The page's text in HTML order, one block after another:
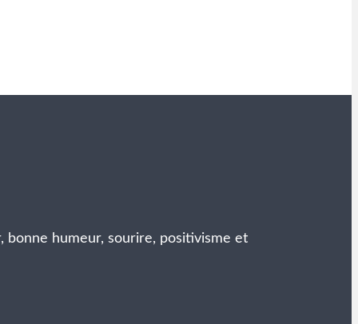
bonne humeur, sourire, positivisme et